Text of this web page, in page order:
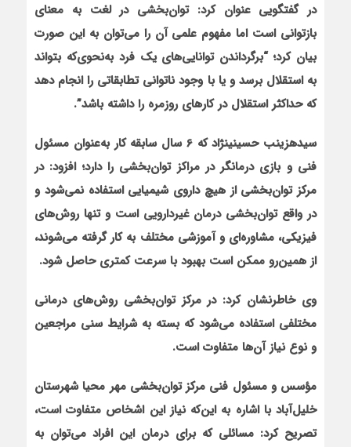
در گفتگویی عنوان کرد: توان‌بخشی در لغت به معنای
بازتوانی است اما مفهوم علمی آن را می‌توان به این صورت
بیان کرد؛ “برگرداندن توانایی‌های یک فرد به‌نحوی‌که بتواند
به استقلال برسد و یا با وجود ناتوانی تطابقاتی را انجام دهد
که حداکثر استقلال در کارهای روزمره را داشته باشد”.
سیده‏زینب حسینی‏نژاد که 6 سال سابقه کار به‌عنوان مسئول
فنی و بازی درمانگر در مراکز توان‌بخشی را دارد؛ افزود: در
مرکز توان‌بخشی از هیچ داروی شیمیایی استفاده نمی‌شود و
در واقع توان‌بخشی درمان غیردارویی است و تنها روش‌های
فیزیکی، مشاوره‌ای و آموزشی مختلف به کار گرفته می‌شوند،
از همین‌رو ممکن است بهبود با سرعت کمتری حاصل شود.
وی خاطرنشان کرد: در مرکز توان‌بخشی روش‌های درمانی
مختلفی استفاده می‌شود که بسته به شرایط سنی مراجعین
و نوع نیاز آن‌ها متفاوت است.
مؤسس و مسئول فنی مرکز توان‌بخشی مهر محیا شهرستان
خلیل‌آباد با اشاره به این‌که نیاز این اشخاص متفاوت است،
تصریح کرد: مسائلی که برای درمان این افراد می‌توان به